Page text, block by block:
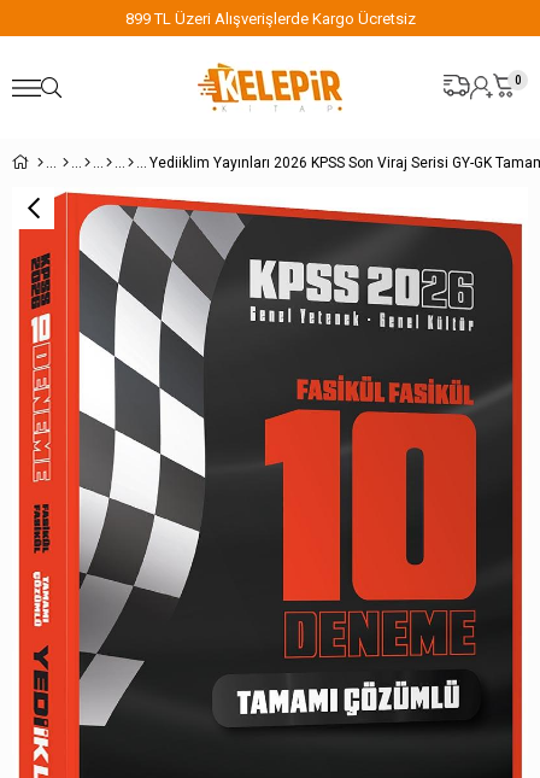
899 TL Üzeri Alışverişlerde Kargo Ücretsiz
0